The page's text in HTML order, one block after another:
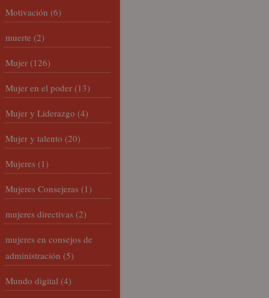
Motivación (6)
muerte (2)
Mujer (126)
Mujer en el poder (13)
Mujer y Liderazgo (4)
Mujer y talento (20)
Mujeres (1)
Mujeres Consejeras (1)
mujeres directivas (2)
mujeres en consejos de
administración (5)
Mundo digital (4)